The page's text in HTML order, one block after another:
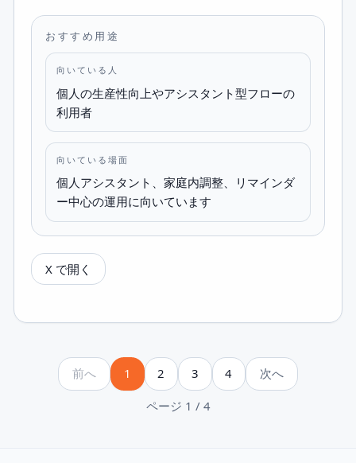
おすすめ用途
向いている人
個人の生産性向上やアシスタント型フローの
利用者
向いている場面
個人アシスタント、家庭内調整、リマインダ
ー中心の運用に向いています
X で開く
前へ 1 2 3 4 次へ
ページ 1 / 4